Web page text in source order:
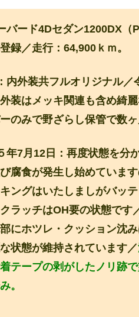
バード4Dセダン1200DX
録／走行：64,900ｋｍ。
内外装共フルオリジナル
装はメッキ関連も含め綺
ーのみで野ざらし保管で数
年7月12日： 再度状態を分
腐食が発生し始めていま
ングはいたしましがバッ
ラッチはOH要の状態です
にホツレ・クッション沈
状態が維持されています／
テープの剥がしたノリ跡
。